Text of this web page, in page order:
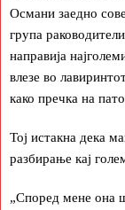
Османи заедно
група
направија
влезе во
како пречка на
Тој истакна дека
разбирање кај
„Според мене она